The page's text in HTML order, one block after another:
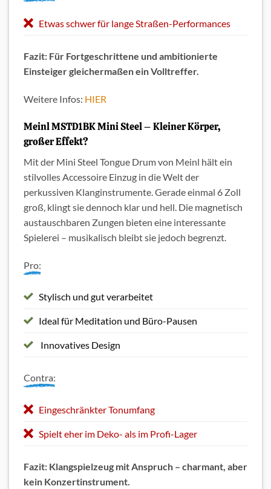
Etwas schwer für lange Straßen-Performances
Fazit: Für Fortgeschrittene und ambitionierte
Einsteiger gleichermaßen ein Volltreffer.
Weitere Infos: HIER
Meinl MSTD1BK Mini Steel – Kleiner Körper,
großer Effekt?
Mit der Mini Steel Tongue Drum von Meinl hält ein
stilvolles Accessoire Einzug in die Welt der
perkussiven Klanginstrumente. Gerade einmal 6 Zoll
groß, klingt sie dennoch klar und hell. Die magnetisch
austauschbaren Zungen bieten eine interessante
Spielerei – musikalisch bleibt sie jedoch begrenzt.
Pro:
Stylisch und gut verarbeitet
Ideal für Meditation und Büro-Pausen
Innovatives Design
Contra:
Eingeschränkter Tonumfang
Spielt eher im Deko- als im Profi-Lager
Fazit: Klangspielzeug mit Anspruch – charmant, aber
kein Konzertinstrument.